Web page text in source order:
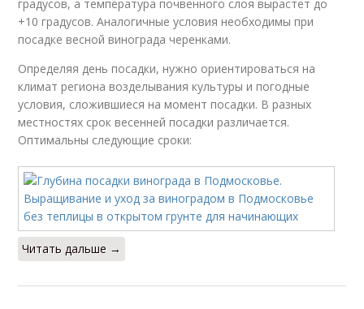
градусов, а температура почвенного слоя вырастет до
+10 градусов. Аналогичные условия необходимы при
посадке весной винограда черенками.
Определяя день посадки, нужно ориентироваться на
климат региона возделывания культуры и погодные
условия, сложившиеся на момент посадки. В разных
местностях срок весенней посадки различается.
Оптимальны следующие сроки:
Читать дальше →